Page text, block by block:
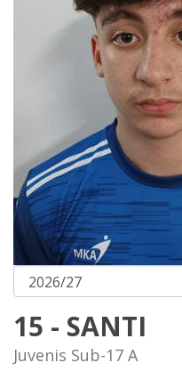
15 - SANTI
Juvenis Sub-17 A